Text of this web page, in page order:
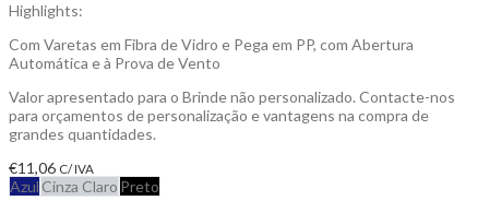
Highlights:
Com Varetas em Fibra de Vidro e Pega em PP, com Abertura
Automática e à Prova de Vento
Valor apresentado para o Brinde não personalizado. Contacte-nos
para orçamentos de personalização e vantagens na compra de
grandes quantidades.
€11,06 C/ IVA
Azul Cinza Claro Preto